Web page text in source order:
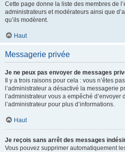
Cette page donne la liste des membres de
administrateurs et modérateurs ainsi que
qu’ils modèrent.
Haut
Messagerie privée
Je ne peux pas envoyer de messages
Il y a trois raisons pour cela : vous n’êtes
l’administrateur a désactivé la messagerie
l’administrateur vous a empêché
l’administrateur pour plus d’informations.
Haut
Je reçois sans arrêt des messages
Vous pouvez supprimer automatiquement